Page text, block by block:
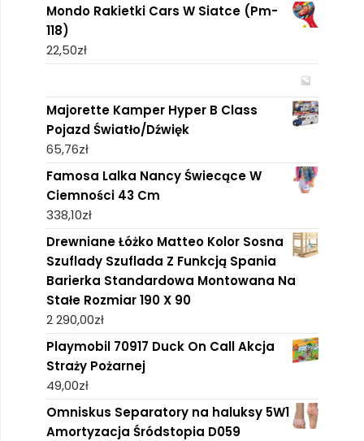
Mondo Rakietki Cars W Siatce (Pm-
118)
22,50zł
Majorette Kamper Hyper B Class
Pojazd Światło/Dźwięk
65,76zł
Famosa Lalka Nancy Świecące W
Ciemności 43 Cm
338,10zł
Drewniane Łóżko Matteo Kolor Sosna
Szuflady Szuflada Z Funkcją Spania
Barierka Standardowa Montowana Na
Stałe Rozmiar 190 X 90
2 290,00zł
Playmobil 70917 Duck On Call Akcja
Straży Pożarnej
49,00zł
Omniskus Separatory na haluksy 5W1
Amortyzacja Śródstopia D059